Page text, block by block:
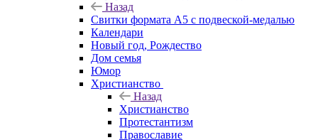
Назад
Свитки формата А5 с подвеской-медалью
Календари
Новый год, Рождество
Дом семья
Юмор
Христианство
Назад
Христианство
Протестантизм
Православие